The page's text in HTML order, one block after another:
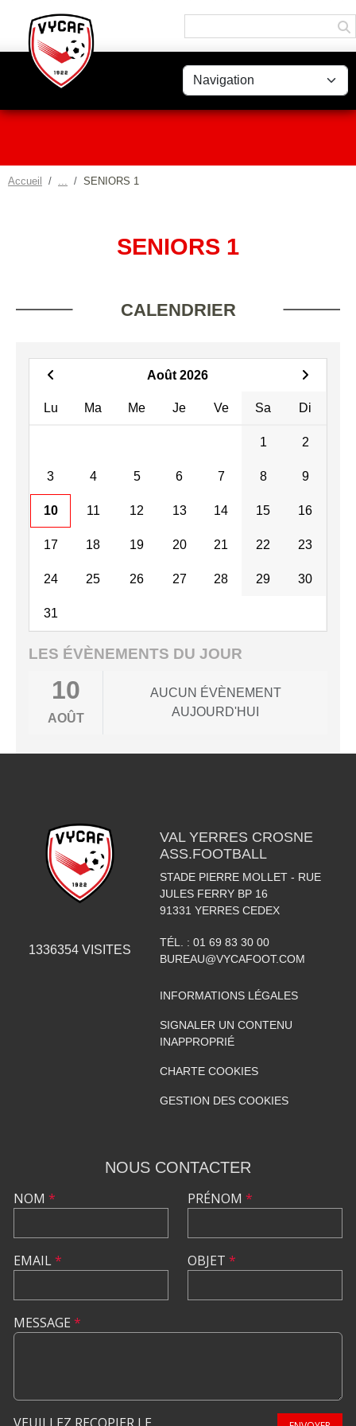
Accueil SENIORS 1
SENIORS 1
CALENDRIER
Août 2026
Lu Ma Me Je Ve Sa Di
1 2
3 4 5 6 7 8 9
10 11 12 13 14 15 16
17 18 19 20 21 22 23
24 25 26 27 28 29 30
31
LES ÉVÈNEMENTS DU JOUR
10
AOÛT
AUCUN ÉVÈNEMENT
AUJOURD'HUI
1336354VISITES
VAL YERRES CROSNE
ASS.FOOTBALL
STADE PIERRE MOLLET - RUE
JULES FERRY BP 16
91331 YERRES CEDEX
TÉL. : 01 69 83 30 00
BUREAU@VYCAFOOT.COM
INFORMATIONS LÉGALES
SIGNALER UN CONTENU
INAPPROPRIÉ
CHARTE COOKIES
GESTION DES COOKIES
NOUS CONTACTER
NOM *
EMAIL*
PRÉNOM *
OBJET *
MESSAGE *